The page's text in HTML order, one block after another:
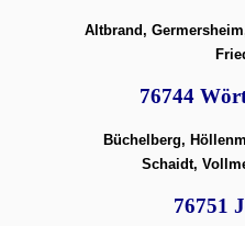
Altbrand,
76744
Büchelberg,
Schaidt,
76751